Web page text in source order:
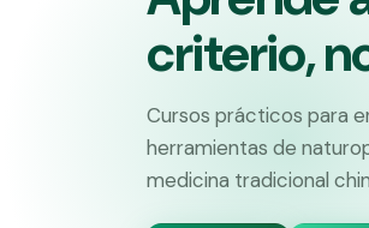
criterio,
Cursos prácticos para
herramientas de
medicina tradicional